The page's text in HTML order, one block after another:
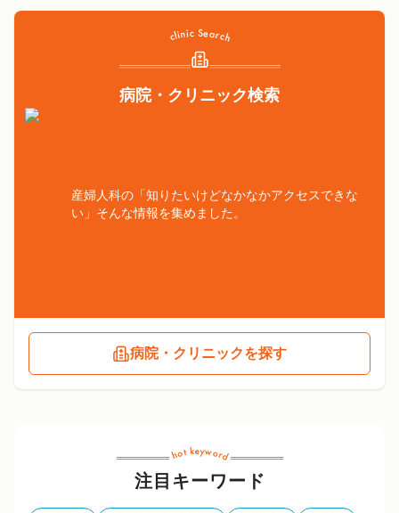
病院・クリニック検索
産婦人科の「知りたいけどなかなかアクセスできな
い」そんな情報を集めました。
病院・クリニックを探す
注目キーワード